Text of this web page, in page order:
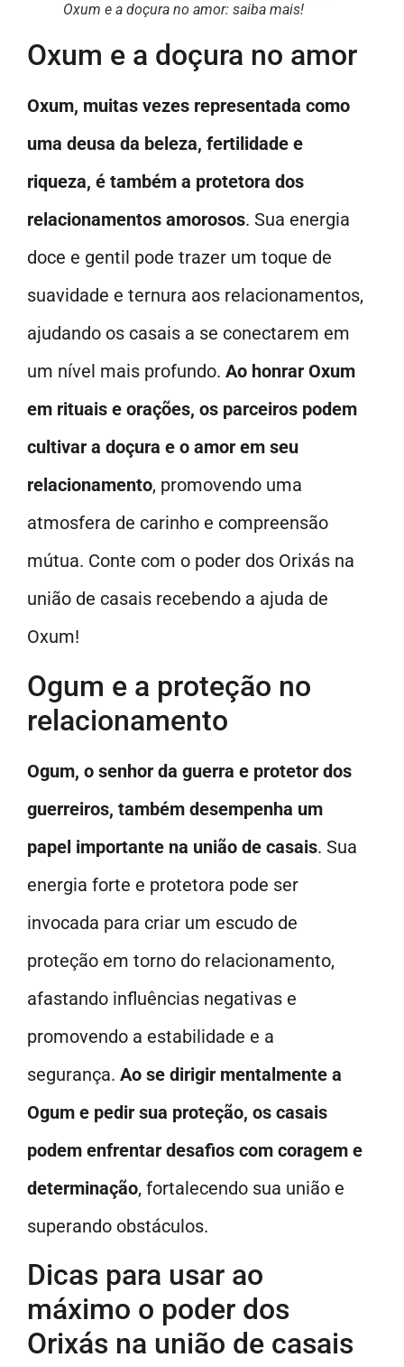
Oxum e a doçura no amor: saiba mais!
Oxum e a doçura no amor
Oxum, muitas vezes representada como
uma deusa da beleza, fertilidade e
riqueza, é também a protetora dos
relacionamentos amorosos. Sua energia
doce e gentil pode trazer um toque de
suavidade e ternura aos relacionamentos,
ajudando os casais a se conectarem em
um nível mais profundo. Ao honrar Oxum
em rituais e orações, os parceiros podem
cultivar a doçura e o amor em seu
relacionamento, promovendo uma
atmosfera de carinho e compreensão
mútua. Conte com o poder dos Orixás na
união de casais recebendo a ajuda de
Oxum!
Ogum e a proteção no
relacionamento
Ogum, o senhor da guerra e protetor dos
guerreiros, também desempenha um
papel importante na união de casais. Sua
energia forte e protetora pode ser
invocada para criar um escudo de
proteção em torno do relacionamento,
afastando influências negativas e
promovendo a estabilidade e a
segurança. Ao se dirigir mentalmente a
Ogum e pedir sua proteção, os casais
podem enfrentar desafios com coragem e
determinação, fortalecendo sua união e
superando obstáculos.
Dicas para usar ao
máximo o poder dos
Orixás na união de casais